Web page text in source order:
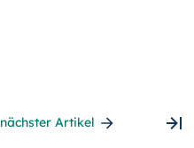
nächster Artikel